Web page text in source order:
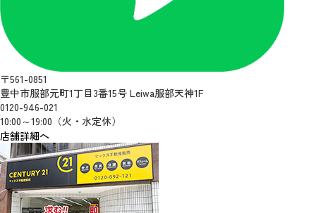
〒561-0851
豊中市服部元町1丁目3番15号 Leiwa服部天神1F
0120-946-021
10:00～19:00（火・水定休）
店舗詳細へ